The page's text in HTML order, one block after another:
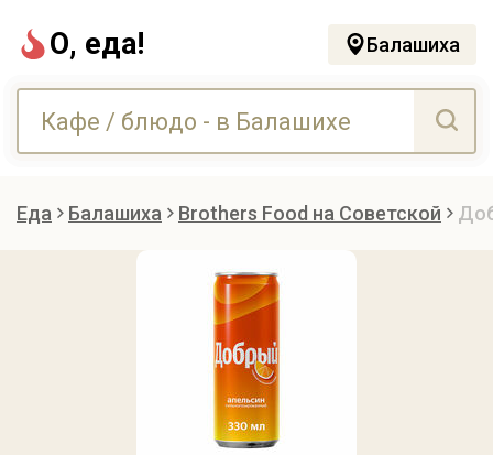
О, еда! Балашиха
Еда Балашиха Brothers Food на Советской